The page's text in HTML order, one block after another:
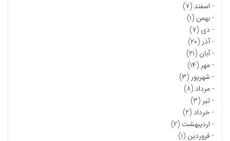
- اسفند (۷)
-بهمن (۱)
- دی (۷)
-آذر (۲۰)
-آبان (۲۱)
-مهر (۱۴)
- شهریور (۳)
-مرداد (۸)
-تیر (۳)
- خرداد (۲)
- اردیبهشت (۲)
- فروردین (۱)